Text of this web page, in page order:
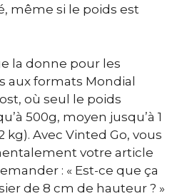
même si le poids est
la donne pour les
aux formats Mondial
où seul le poids
500g, moyen jusqu’à 1
kg). Avec Vinted Go, vous
votre article
: « Est-ce que ça
de 8 cm de hauteur ? »